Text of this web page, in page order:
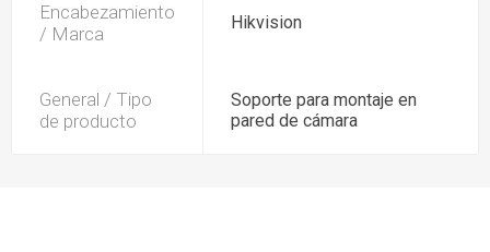
Encabezamiento
/ Marca
Hikvision
General / Tipo
de producto
Soporte para montaje en
pared de cámara